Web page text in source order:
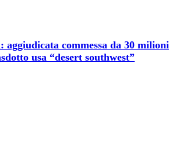
aggiudicata commessa da 30 milioni
usa “desert southwest”